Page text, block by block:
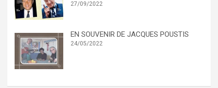
27/09/2022
EN SOUVENIR DE JACQUES POUSTIS
24/05/2022